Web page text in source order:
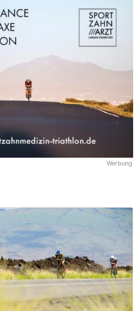
Werbung